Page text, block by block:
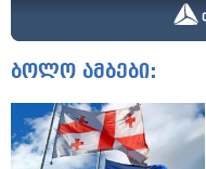
ბოლო ამბები: